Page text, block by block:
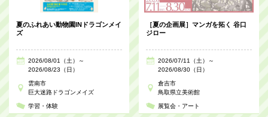
夏のふれあい動物園INドラゴンメイ
ズ
2026/08/01（土）～
2026/08/23（日）
雲南市
巨大迷路ドラゴンメイズ
学習・体験
［夏の企画展］マンガを拓く 谷口
ジロー
2026/07/11（土）～
2026/08/30（日）
倉吉市
鳥取県立美術館
展覧会・アート